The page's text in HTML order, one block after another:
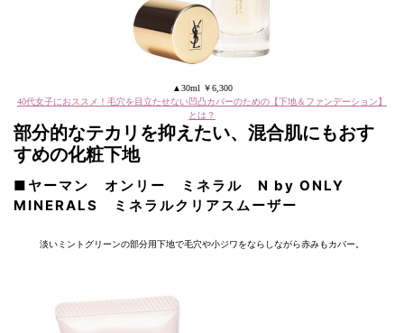
▲30ml ￥6,300
40代女子におススメ！毛穴を目立たせない凹凸カバーのための【下地＆ファンデーション】
とは？
部分的なテカリを抑えたい、混合肌にもおす
すめの化粧下地
■ヤーマン オンリー ミネラル N by ONLY
MINERALS ミネラルクリアスムーザー
淡いミントグリーンの部分用下地で毛穴や小ジワをならしながら赤みもカバー。